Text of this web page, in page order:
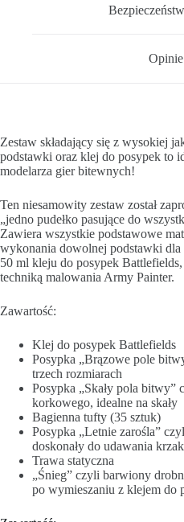
Zestaw składający się z wysokiej
podstawki oraz klej do posypek to
modelarza gier bitewnych!
Ten niesamowity zestaw został
„jedno pudełko pasujące do
Zawiera wszystkie podstawowe
wykonania dowolnej podstawki
50 ml kleju do posypek
techniką malowania Army Painter.
Zawartość:
Klej do posypek Battlefields
Posypka „Brązowe pole
trzech rozmiarach
Posypka „Skały pola bitwy”
korkowego, idealne na skały
Bagienna tufty (35 sztuk)
Posypka „Letnie zarośla”
doskonały do udawania
Trawa statyczna
„Śnieg” czyli barwiony
po wymieszaniu z klejem do